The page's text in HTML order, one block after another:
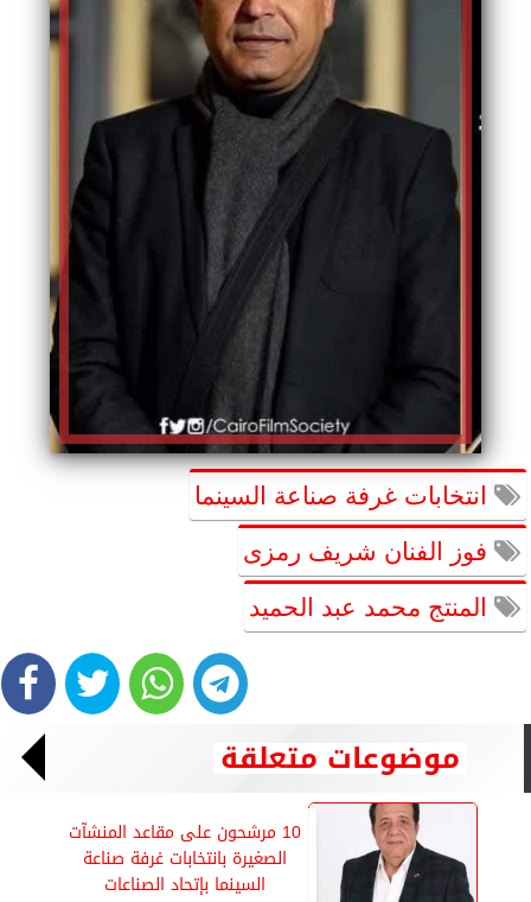
انتخابات غرفة صناعة السينما
فوز الفنان شريف رمزى
المنتج محمد عبد الحميد
موضوعات متعلقة
10 مرشحون على مقاعد المنشآت
الصغيرة بانتخابات غرفة صناعة
السينما بإتحاد الصناعات